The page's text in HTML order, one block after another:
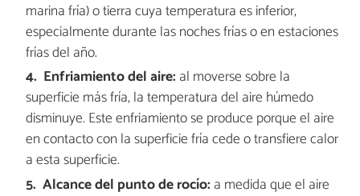
marina fría) o tierra cuya temperatura es inferior,
especialmente durante las noches frías o en estaciones
frías del año.
Enfriamiento del aire: al moverse sobre la
superficie más fría, la temperatura del aire húmedo
disminuye. Este enfriamiento se produce porque el aire
en contacto con la superficie fría cede o transfiere calor
a esta superficie.
Alcance del punto de rocío: a medida que el aire